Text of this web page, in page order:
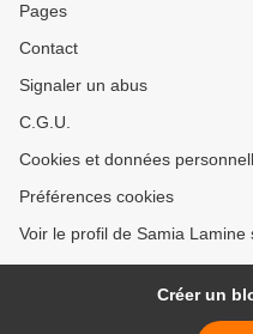
Pages
Contact
Signaler un abus
C.G.U.
Cookies et données
Préférences cookies
Voir le profil de Samia
Créer un